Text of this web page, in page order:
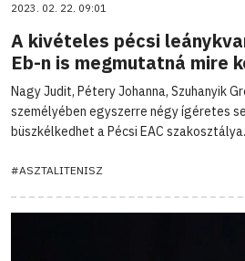
2023. 02. 22. 09:01
A kivételes pécsi
Eb-n is megmutatná mire
Nagy Judit, Pétery Johanna, Szuhanyik
személyében egyszerre négy ígéretes
büszkélkedhet a Pécsi EAC szakosztálya.
#ASZTALITENISZ